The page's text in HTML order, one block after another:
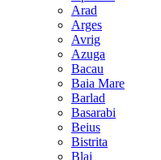
Arad
Arges
Avrig
Azuga
Bacau
Baia Mare
Barlad
Basarabi
Beius
Bistrita
Blaj